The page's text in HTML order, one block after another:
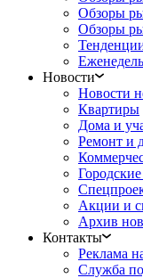
Обзоры
Обзоры
Новости
Новости
Квартиры
Дома и
Ремонт и
Акции и
Архив
Контакты
Реклама
Служба